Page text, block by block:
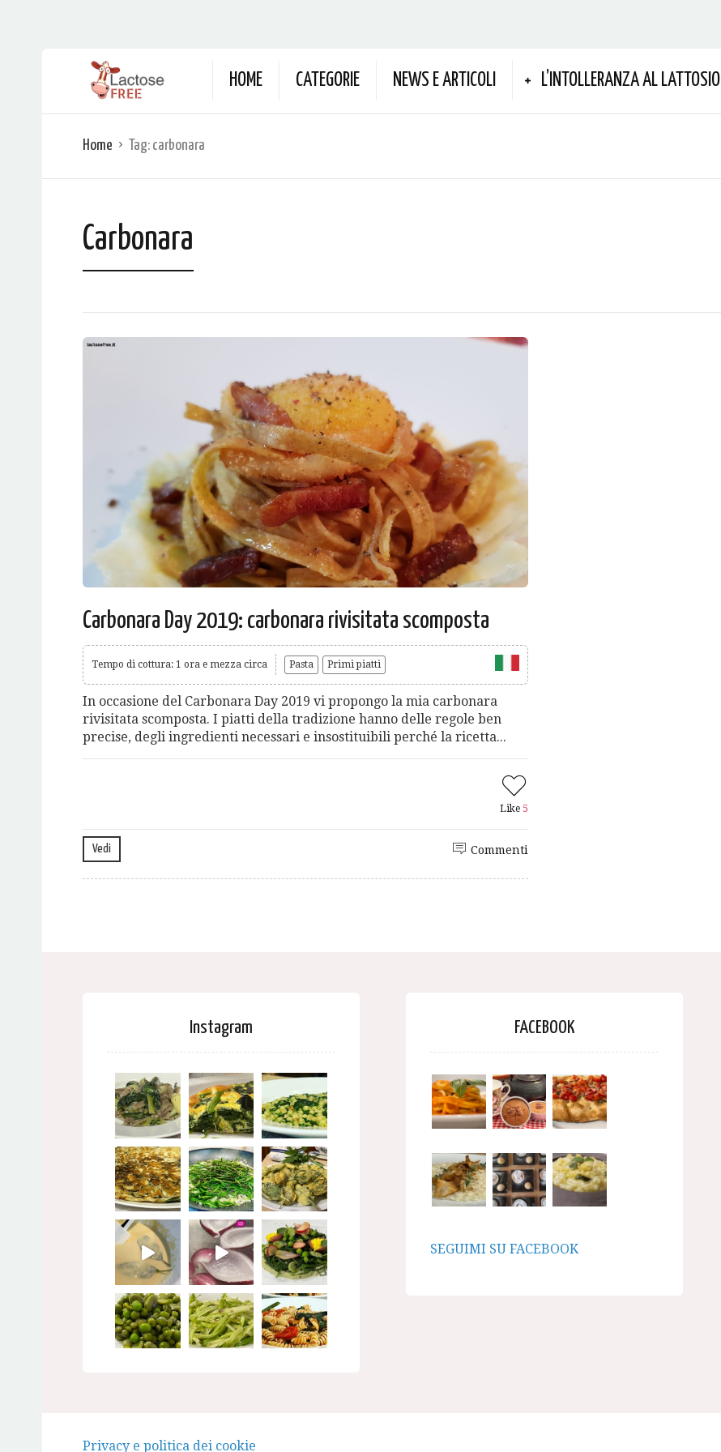
HOME CATEGORIE NEWS E ARTICOLI L’INTOLLERANZA AL LATTOSIO
Home Tag: carbonara
Carbonara
Carbonara Day 2019: carbonara rivisitata scomposta
Tempo di cottura: 1 ora e mezza circa Pasta Primi piatti
In occasione del Carbonara Day 2019 vi propongo la mia carbonara
rivisitata scomposta. I piatti della tradizione hanno delle regole ben
precise, degli ingredienti necessari e insostituibili perché la ricetta...
Like 5
Vedi Commenti
Instagram FACEBOOK
SEGUIMI SU FACEBOOK
Privacy e politica dei cookie